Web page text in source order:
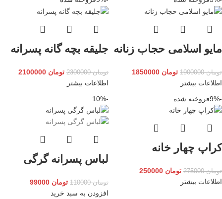
مایو اسلامی حجاب زنانه
تومان1900000 تومان
اطلاعات بیشتر
جلیقه بچه گانه پسرانه
تومان2300000 تومان
اطلاعات بیشتر
-9%
فروخته شده
کراپ چهار خانه
تومان275000 تومان
اطلاعات بیشتر
-10%
لباس پسرانه گرگی
تومان110000 تومان
افزودن به سبد خرید